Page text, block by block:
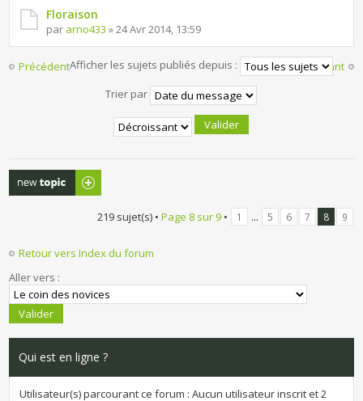
Floraison
par arno433 » 24 Avr 2014, 13:59
Précédent Suivant
Afficher les sujets publiés depuis :
Trier par
Publier un
nouveau sujet
219 sujet(s) • Page 8sur 9• 1 ... 5 6 7 8 9
Retour vers Index du forum
Aller vers :
Qui est en ligne ?
Utilisateur(s) parcourant ce forum : Aucun utilisateur inscrit et 2